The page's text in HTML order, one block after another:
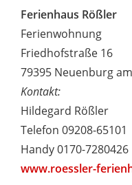
Ferienhaus Rößler
Ferienwohnung
Friedhofstraße 16
79395 Neuenburg
Kontakt:
Hildegard Rößler
Telefon 09208-65101
Handy 0170-7280426
www.roessler-